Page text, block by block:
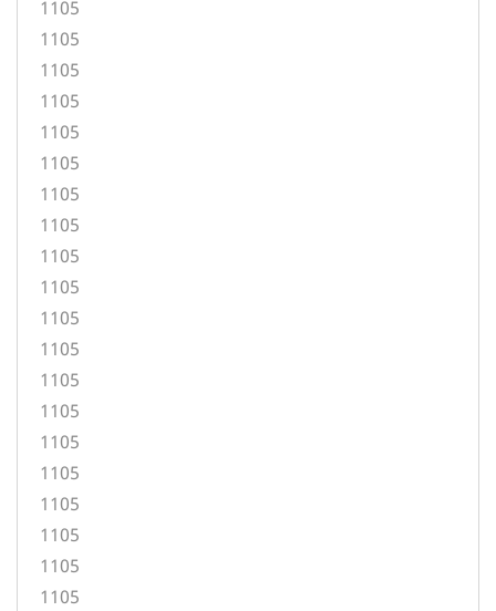
1105
1105
1105
1105
1105
1105
1105
1105
1105
1105
1105
1105
1105
1105
1105
1105
1105
1105
1105
1105